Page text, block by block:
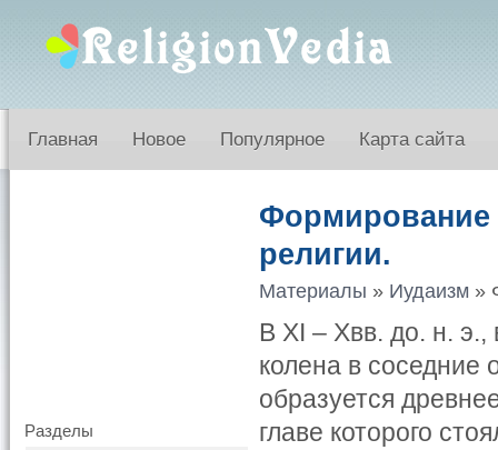
Главная Новое Популярное Карта сайта
Разделы
Формирование
религии.
Материалы » Иудаизм »
В XI – Xвв. до. н. э.,
колена в соседние
образуется
главе которого